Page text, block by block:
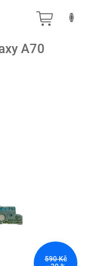
A70
590 Kč